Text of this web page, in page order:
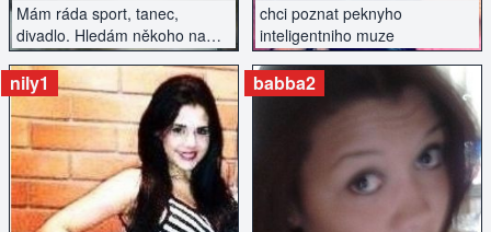
Mám ráda sport, tanec,
divadlo. Hledám někoho na
vážný vztah.
chci poznat peknyho
inteligentniho muze
nily1
ZOBRAZIT INZERÁT
babba2
ZOBRAZIT INZERÁT